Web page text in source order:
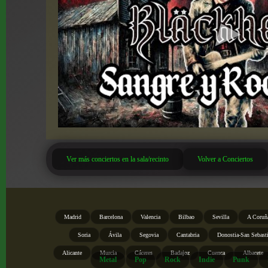
Ver más conciertos en la sala/recinto Volver a Conciertos
Madrid Barcelona Valencia Bilbao Sevilla A
Soria Ávila Segovia Cantabria Donostia-San
Alicante Murcia Cáceres Badajoz Cuenca Albacete
Metal Pop Rock Indie Punk